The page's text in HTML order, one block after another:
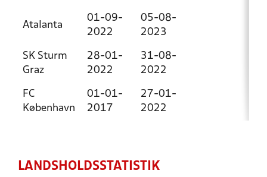
Atalanta
01-09-
2022
05-08-
2023
SK Sturm
Graz
28-01-
2022
31-08-
2022
FC
København
01-01-
2017
27-01-
2022
LANDSHOLDSSTATISTIK